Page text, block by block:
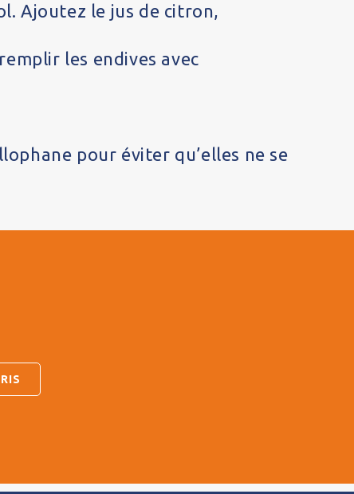
Ajoutez le jus de citron,
les endives avec
pour éviter qu’elles ne se